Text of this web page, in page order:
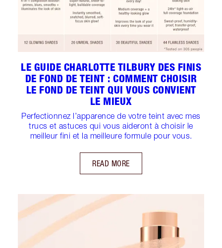
LE GUIDE CHARLOTTE TILBURY DES FINIS
DE FOND DE TEINT : COMMENT CHOISIR
LE FOND DE TEINT QUI VOUS CONVIENT
LE MIEUX
Perfectionnez l’apparence de votre teint avec mes
trucs et astuces qui vous aideront à choisir le
meilleur fini et la meilleure formule pour vous.
READ MORE